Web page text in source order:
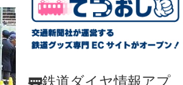
🚃鉄道ダイヤ情報アプ